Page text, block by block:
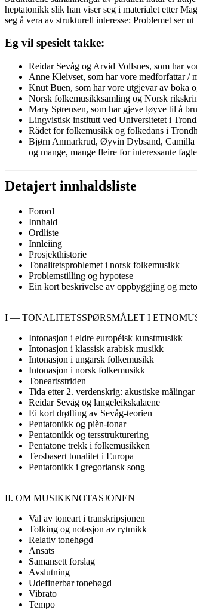
heptatonikk slik han viser seg i materialet etter
seg å vera av strukturell interesse: Problemet ser
Eg vil spesielt takke:
Reidar Sevåg og Arvid Vollsnes, som har
Anne Kleivset, som har vore medforfattar /
Knut Buen, som har vore utgjevar av boka
Norsk folkemusikksamling og Norsk
Mary Sørensen, som har gjeve løyve til å
Lingvistisk institutt ved Universitetet i
Rådet for folkemusikk og folkedans i
Bjørn Anmarkrud, Øyvin Dybsand, Camilla
og mange, mange fleire for interessante
Detajert innhaldsliste
Forord
Innhald
Ordliste
Innleiing
Prosjekthistorie
Tonalitetsproblemet i norsk folkemusikk
Problemstilling og hypotese
Ein kort beskrivelse av oppbyggjing og
I — TONALITETSSPØRSMÅLET I
Intonasjon i eldre européisk kunstmusikk
Intonasjon i klassisk arabisk musikk
Intonasjon i ungarsk folkemusikk
Intonasjon i norsk folkemusikk
Toneartsstriden
Tida etter 2. verdenskrig: akustiske målingar
Reidar Sevåg og langeleikskalaene
Ei kort drøfting av Sevåg-teorien
Pentatonikk og pièn-tonar
Pentatonikk og tersstrukturering
Pentatone trekk i folkemusikken
Tersbasert tonalitet i Europa
Pentatonikk i gregoriansk song
II. OM MUSIKKNOTASJONEN
Val av toneart i transkripsjonen
Tolking og notasjon av rytmikk
Relativ tonehøgd
Ansats
Samansett forslag
Avslutning
Udefinerbar tonehøgd
Vibrato
Tempo